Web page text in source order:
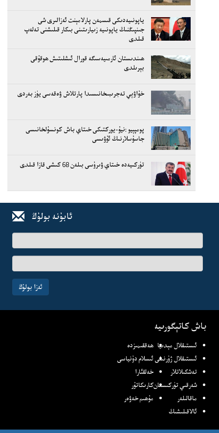
ياپونىيەدىكى قىسمەن پارلامېنت ئەزالىرى شى
جىنپىڭنىڭ ياپونىيە زىيارىتىنى بىكار قىلىشنى تەلەپ
قىلدى
ھىندىستان ئارمىيەسىگە قورال ئىشلىتىش ھوقۇقى
بېرىلدى
خۇاۋېي تەجرىبىخانىسىدا پارتلاش ۋەقەسى يۈز بەردى
پومپېيو :نيۇ-يوركتىكى خىتاي باش كونسۇلخانىسى
جاسۇسلارنىڭ ئۇۋىسى
تۈركىيەدە خىتاي ۋىرۇسى بىلەن 68 كىشى قازا قىلدى
ئابۇنە بولۇڭ
ئىسىم-
فامىلىڭىز
ئېلخەت
ئادرىسىڭىز
ئەزا بولۇڭ
باش كاتېگورىيە
ئىستىقلال مېدىيا ھەققىمىزدە
ئىستىقلال ژۇرنىلى ئىسلام دۇنياسى
تەشكىلاتلار
خەلقئارا
شەرقىي تۈركىستانكارىكاتۇر
ماقالىلەر
مۇھىم خەۋەر
ئالاقىلىشىڭ